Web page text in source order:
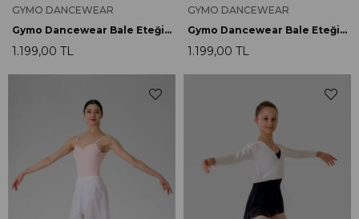
GYMO DANCEWEAR
Gymo Dancewear Bale Eteği Aris Black
1.199,00 TL
GYMO DANCEWEAR
Gymo Dancewear Bale Eteği Aris White
1.199,00 TL